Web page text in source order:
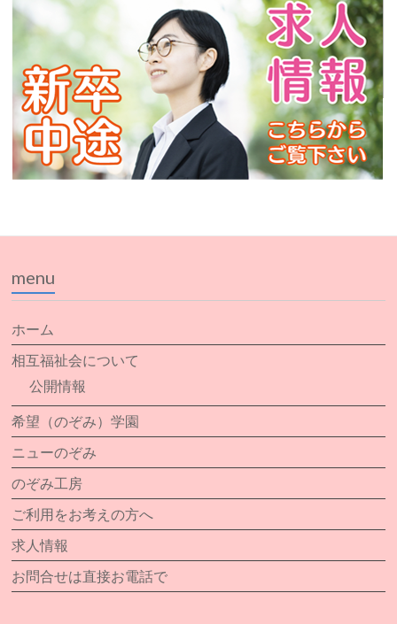
menu
ホーム
相互福祉会について
公開情報
希望（のぞみ）学園
ニューのぞみ
のぞみ工房
ご利用をお考えの方へ
求人情報
お問合せは直接お電話で